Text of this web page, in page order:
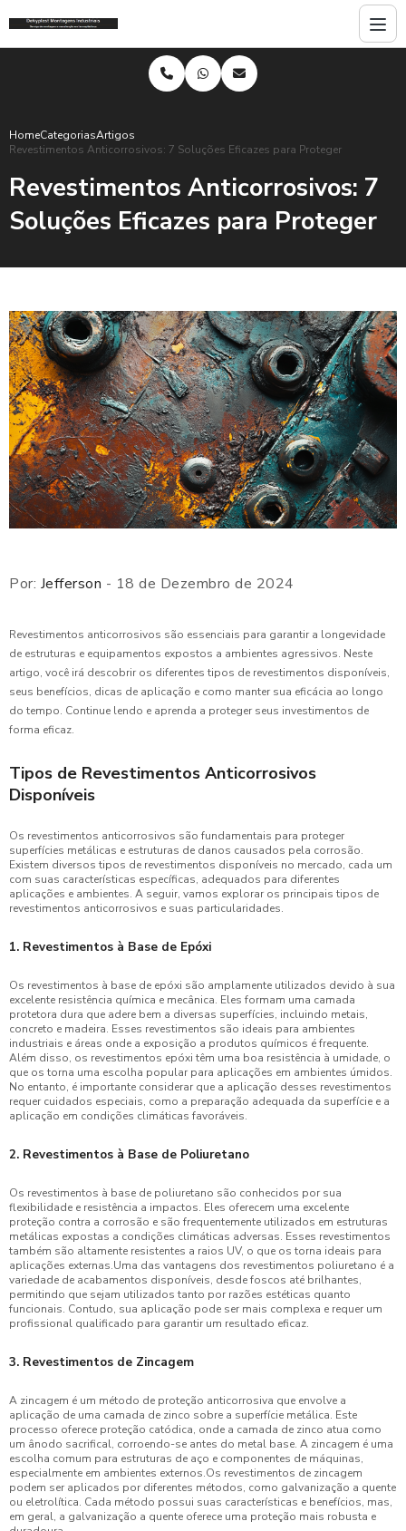
HomeCategoriasArtigos
Revestimentos Anticorrosivos: 7 Soluções Eficazes para Proteger
Revestimentos Anticorrosivos: 7
Soluções Eficazes para Proteger
Por: Jefferson - 18 de Dezembro de 2024
Revestimentos anticorrosivos são essenciais para garantir a longevidade
de estruturas e equipamentos expostos a ambientes agressivos. Neste
artigo, você irá descobrir os diferentes tipos de revestimentos disponíveis,
seus benefícios, dicas de aplicação e como manter sua eficácia ao longo
do tempo. Continue lendo e aprenda a proteger seus investimentos de
forma eficaz.
Tipos de Revestimentos Anticorrosivos
Disponíveis
Os revestimentos anticorrosivos são fundamentais para proteger
superfícies metálicas e estruturas de danos causados pela corrosão.
Existem diversos tipos de revestimentos disponíveis no mercado, cada um
com suas características específicas, adequados para diferentes
aplicações e ambientes. A seguir, vamos explorar os principais tipos de
revestimentos anticorrosivos e suas particularidades.
1. Revestimentos à Base de Epóxi
Os revestimentos à base de epóxi são amplamente utilizados devido à sua
excelente resistência química e mecânica. Eles formam uma camada
protetora dura que adere bem a diversas superfícies, incluindo metais,
concreto e madeira. Esses revestimentos são ideais para ambientes
industriais e áreas onde a exposição a produtos químicos é frequente.
Além disso, os revestimentos epóxi têm uma boa resistência à umidade, o
que os torna uma escolha popular para aplicações em ambientes úmidos.
No entanto, é importante considerar que a aplicação desses revestimentos
requer cuidados especiais, como a preparação adequada da superfície e a
aplicação em condições climáticas favoráveis.
2. Revestimentos à Base de Poliuretano
Os revestimentos à base de poliuretano são conhecidos por sua
flexibilidade e resistência a impactos. Eles oferecem uma excelente
proteção contra a corrosão e são frequentemente utilizados em estruturas
metálicas expostas a condições climáticas adversas. Esses revestimentos
também são altamente resistentes a raios UV, o que os torna ideais para
aplicações externas.Uma das vantagens dos revestimentos poliuretano é a
variedade de acabamentos disponíveis, desde foscos até brilhantes,
permitindo que sejam utilizados tanto por razões estéticas quanto
funcionais. Contudo, sua aplicação pode ser mais complexa e requer um
profissional qualificado para garantir um resultado eficaz.
3. Revestimentos de Zincagem
A zincagem é um método de proteção anticorrosiva que envolve a
aplicação de uma camada de zinco sobre a superfície metálica. Este
processo oferece proteção catódica, onde a camada de zinco atua como
um ânodo sacrifical, corroendo-se antes do metal base. A zincagem é uma
escolha comum para estruturas de aço e componentes de máquinas,
especialmente em ambientes externos.Os revestimentos de zincagem
podem ser aplicados por diferentes métodos, como galvanização a quente
ou eletrolítica. Cada método possui suas características e benefícios, mas,
em geral, a galvanização a quente oferece uma proteção mais robusta e